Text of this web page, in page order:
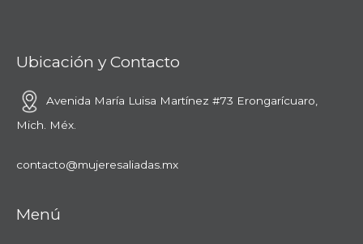
Ubicación y Contacto
Avenida María Luisa Martínez #73 Erongarícuaro,
Mich. Méx.
contacto@mujeresaliadas.mx
Menú